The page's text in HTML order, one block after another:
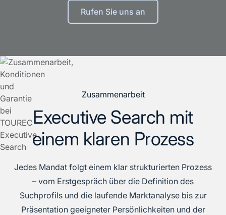
Rufen Sie uns an
Zusammenarbeit
Executive Search mit
einem klaren Prozess
Jedes Mandat folgt einem klar strukturierten Prozess
– vom Erstgespräch über die Definition des
Suchprofils und die laufende Marktanalyse bis zur
Präsentation geeigneter Persönlichkeiten und der